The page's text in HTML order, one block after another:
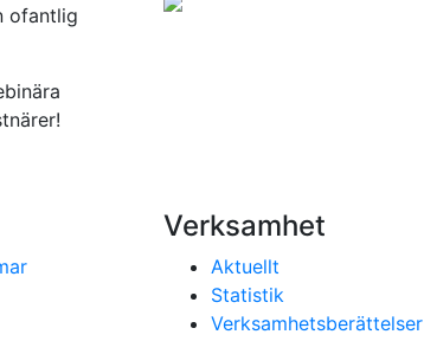
ofantlig
Verksamhet
Aktuellt
Statistik
Verksamhetsberättelser